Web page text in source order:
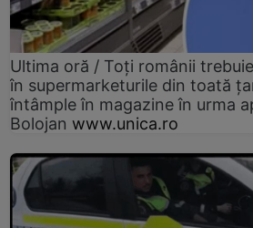
Ultima oră / Toți românii
în supermarketurile din toată
întâmple în magazine în urma
Bolojan www.unica.ro